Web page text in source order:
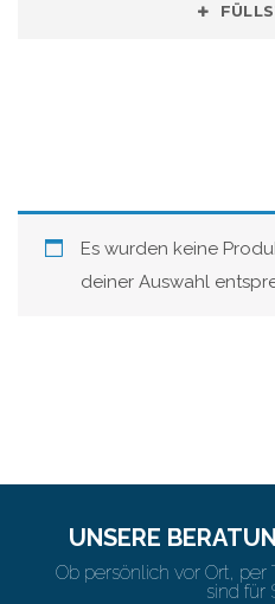
Es wurden keine
deiner Auswahl
UNSERE
Ob persönlich vor Ort,
sind für